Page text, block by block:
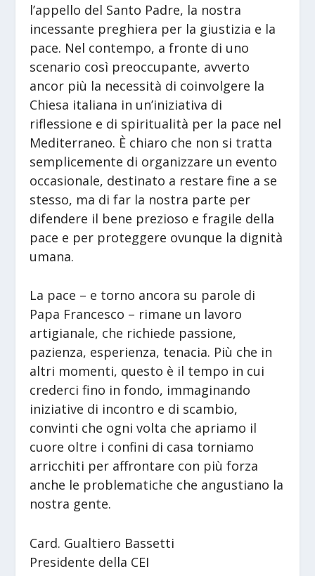
l’appello del Santo Padre, la nostra
incessante preghiera per la giustizia e la
pace. Nel contempo, a fronte di uno
scenario così preoccupante, avverto
ancor più la necessità di coinvolgere la
Chiesa italiana in un’iniziativa di
riflessione e di spiritualità per la pace nel
Mediterraneo. È chiaro che non si tratta
semplicemente di organizzare un evento
occasionale, destinato a restare fine a se
stesso, ma di far la nostra parte per
difendere il bene prezioso e fragile della
pace e per proteggere ovunque la dignità
umana.
La pace – e torno ancora su parole di
Papa Francesco – rimane un lavoro
artigianale, che richiede passione,
pazienza, esperienza, tenacia. Più che in
altri momenti, questo è il tempo in cui
crederci fino in fondo, immaginando
iniziative di incontro e di scambio,
convinti che ogni volta che apriamo il
cuore oltre i confini di casa torniamo
arricchiti per affrontare con più forza
anche le problematiche che angustiano la
nostra gente.
Card. Gualtiero Bassetti
Presidente della CEI